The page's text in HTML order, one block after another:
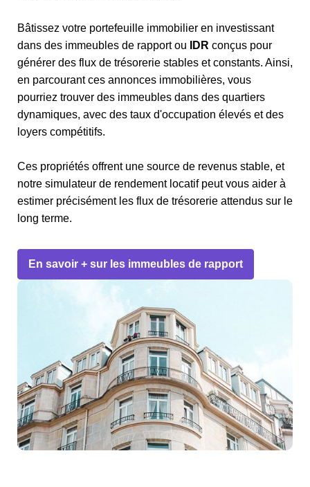
Bâtissez votre portefeuille immobilier en investissant
dans des immeubles de rapport ou
IDR conçus pour
générer des flux de trésorerie stables et constants. Ainsi,
en parcourant ces annonces immobilières, vous
pourriez trouver des immeubles dans des quartiers
dynamiques, avec des taux d'occupation élevés et des
loyers compétitifs.
Ces propriétés offrent une source de revenus stable, et
notre simulateur de rendement locatif peut vous aider à
estimer précisément les flux de trésorerie attendus sur le
long terme.
En savoir + sur les immeubles de rapport